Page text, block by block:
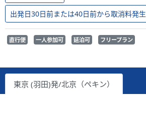
出発日30日前または40日前から取消料発生
直行便 一人参加可 延泊可 フリープラン
東京 (羽田)発/北京（ペキン）